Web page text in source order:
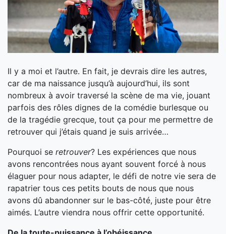
Il y a moi et l’autre. En fait, je devrais dire les autres,
car de ma naissance jusqu’à aujourd’hui, ils sont
nombreux à avoir traversé la scène de ma vie, jouant
parfois des rôles dignes de la comédie burlesque ou
de la tragédie grecque, tout ça pour me permettre de
retrouver qui j’étais quand je suis arrivée…
Pourquoi se retrouver? Les expériences que nous
avons rencontrées nous ayant souvent forcé à nous
élaguer pour nous adapter, le défi de notre vie sera de
rapatrier tous ces petits bouts de nous que nous
avons dû abandonner sur le bas-côté, juste pour être
aimés. L’autre viendra nous offrir cette opportunité.